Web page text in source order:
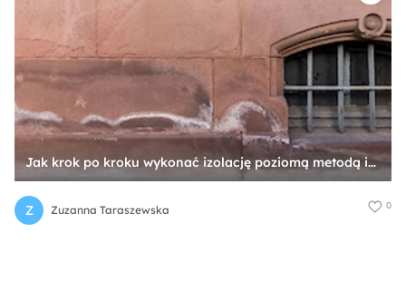
Jak krok po kroku wykonać izolację poziomą metodą iniekcji? - zdjęcie od Zuzanna Taraszewska
Z Zuzanna Taraszewska 0